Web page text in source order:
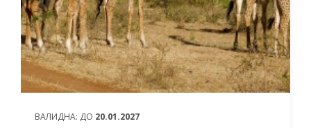
ВАЛИДНА: ДО 20.01.2027